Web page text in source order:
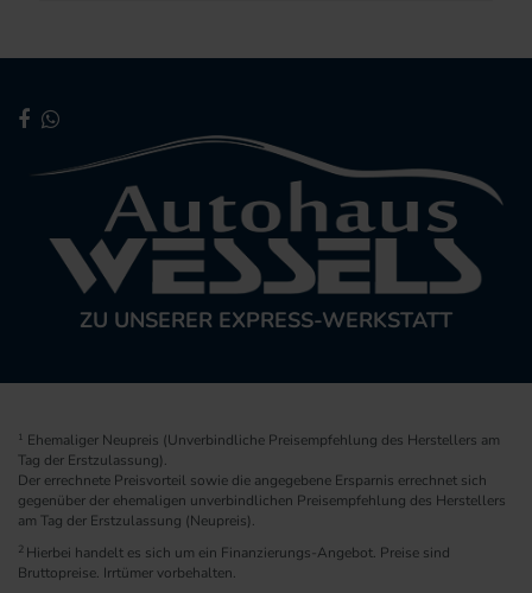
ZU UNSERER EXPRESS-WERKSTATT
1 Ehemaliger Neupreis (Unverbindliche Preisempfehlung des Herstellers am
Tag der Erstzulassung).
Der errechnete Preisvorteil sowie die angegebene Ersparnis errechnet sich
gegenüber der ehemaligen unverbindlichen Preisempfehlung des Herstellers
am Tag der Erstzulassung (Neupreis).
2 Hierbei handelt es sich um ein Finanzierungs-Angebot. Preise sind
Bruttopreise. Irrtümer vorbehalten.